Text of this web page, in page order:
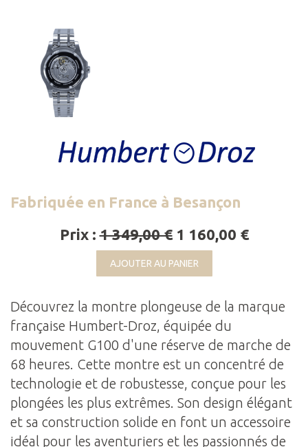
Fabriquée en France à Besançon
Prix :1 349,00 €1 160,00 €
AJOUTER AU PANIER
Découvrez la montre plongeuse de la marque
française Humbert-Droz, équipée du
mouvement G100 d'une réserve de marche de
68 heures. Cette montre est un concentré de
technologie et de robustesse, conçue pour les
plongées les plus extrêmes. Son design élégant
et sa construction solide en font un accessoire
idéal pour les aventuriers et les passionnés de